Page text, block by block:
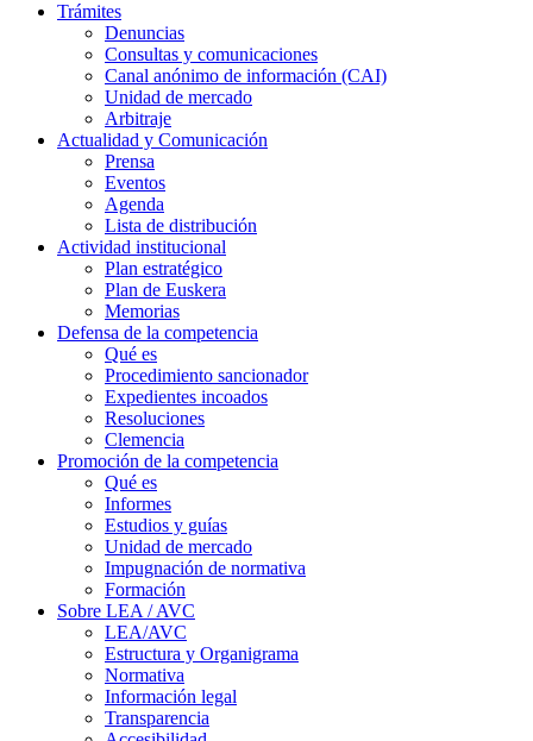
Trámites
Denuncias
Consultas y comunicaciones
Canal anónimo de información (CAI)
Unidad de mercado
Arbitraje
Actualidad y Comunicación
Prensa
Eventos
Agenda
Lista de distribución
Actividad institucional
Plan estratégico
Plan de Euskera
Memorias
Defensa de la competencia
Qué es
Procedimiento sancionador
Expedientes incoados
Resoluciones
Clemencia
Promoción de la competencia
Qué es
Informes
Estudios y guías
Unidad de mercado
Impugnación de normativa
Formación
Sobre LEA / AVC
LEA/AVC
Estructura y Organigrama
Normativa
Información legal
Transparencia